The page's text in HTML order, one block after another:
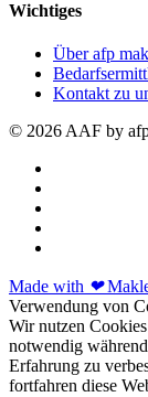
Wichtiges
Über afp
Kontakt zu
© 2026 AAF by
Made with ❤
Verwendung von
Wir nutzen
notwendig
Erfahrung zu
fortfahren diese